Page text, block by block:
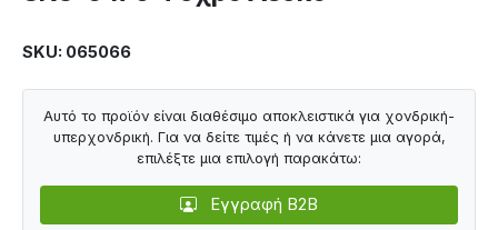
SKU: 065066
Αυτό το προϊόν είναι διαθέσιμο αποκλειστικά για χονδρική-
υπερχονδρική. Για να δείτε τιμές ή να κάνετε μια αγορά,
επιλέξτε μια επιλογή παρακάτω:
Εγγραφή B2B